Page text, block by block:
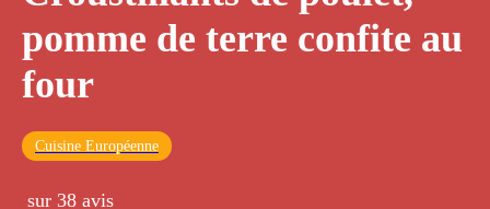
pomme de terre confite au
four
Cuisine Européenne
sur 38 avis